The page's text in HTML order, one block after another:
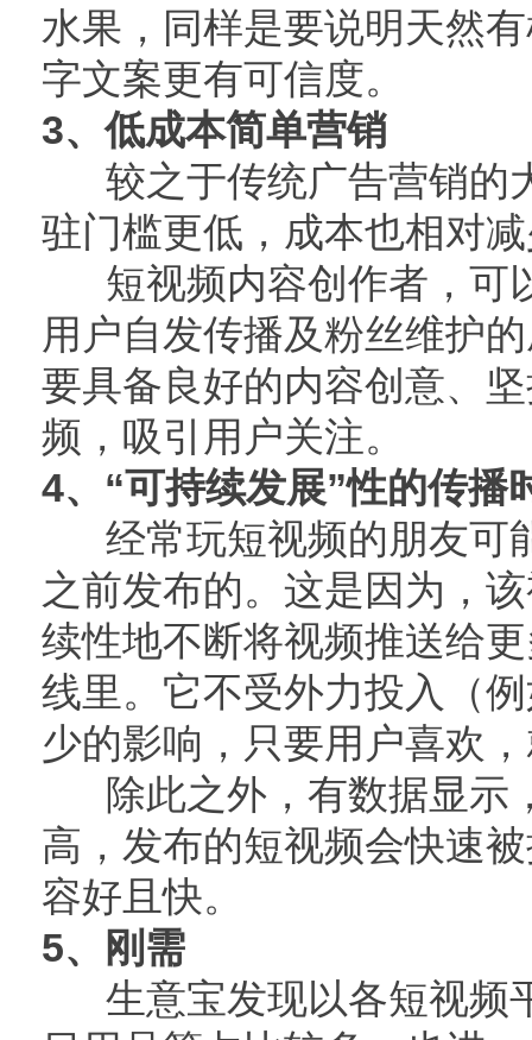
水果，同样是要说明天然
字文案更有可信度。
3、低成本简单营销
较之于传统广告营销的
驻门槛更低，成本也相对
短视频内容创作者，可
用户自发传播及粉丝维护
要具备良好的内容创意、
频，吸引用户关注。
4、“可持续发展”性的传播
经常玩短视频的朋友可
之前发布的。这是因为，
续性地不断将视频推送给
线里。它不受外力投入（
少的影响，只要用户喜欢
除此之外，有数据显示
高，发布的短视频会快速
容好且快。
5、刚需
生意宝发现以各短视频